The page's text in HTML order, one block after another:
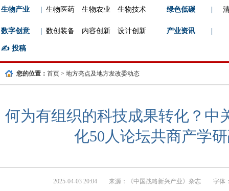
生物产业 生物医药 生物农业 生物技术 绿色低碳
数字创意 数创装备 内容创新 设计创新 产业资讯
✍️ 投稿
您的位置： 首页 > 地方亮点及地方发改委动态
何为有组织的科技成果转化？中
化50人论坛共商产学
2025-04-03 20:04 来源： 《中国战略新兴产业》杂志 字体